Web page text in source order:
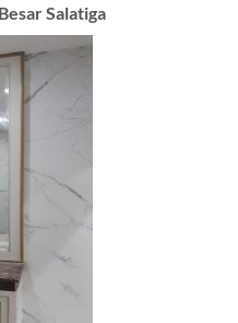
Salatiga